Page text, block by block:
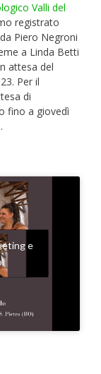
Valli del
registrato
Piero Negroni
a Linda Betti
attesa del
Per il
di
fino a giovedì
e